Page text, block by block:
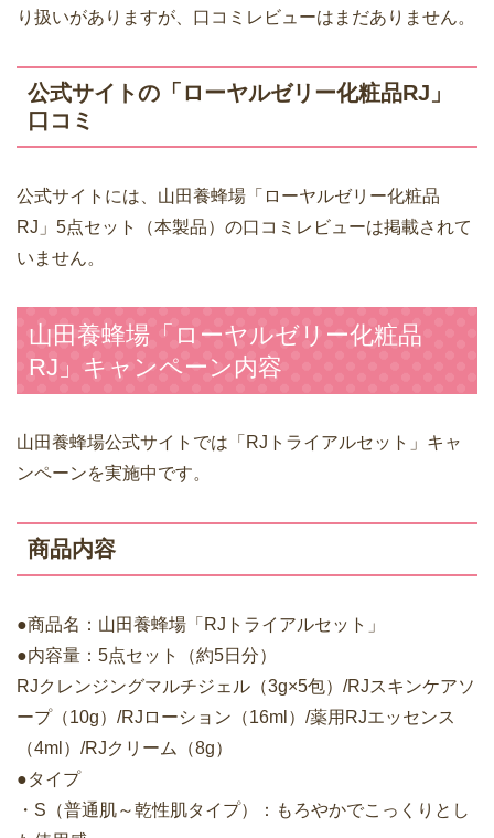
り扱いがありますが、口コミレビューはまだありません。
公式サイトの「ローヤルゼリー化粧品RJ」
口コミ
公式サイトには、山田養蜂場「ローヤルゼリー化粧品
RJ」5点セット（本製品）の口コミレビューは掲載されて
いません。
山田養蜂場「ローヤルゼリー化粧品
RJ」キャンペーン内容
山田養蜂場公式サイトでは「RJトライアルセット」キャ
ンペーンを実施中です。
商品内容
●商品名：山田養蜂場「RJトライアルセット」
●内容量：5点セット（約5日分）
RJクレンジングマルチジェル（3g×5包）/RJスキンケアソ
ープ（10g）/RJローション（16ml）/薬用RJエッセンス
（4ml）/RJクリーム（8g）
●タイプ
・S（普通肌～乾性肌タイプ）：もろやかでこっくりとし